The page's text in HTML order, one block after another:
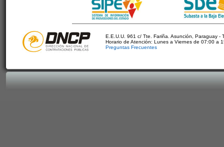
E.E.U.U. 961 c/ Tte. Fariña. Asunción, Paraguay -
Horario de Atención: Lunes a Viernes de 07:00 a
Preguntas Frecuentes